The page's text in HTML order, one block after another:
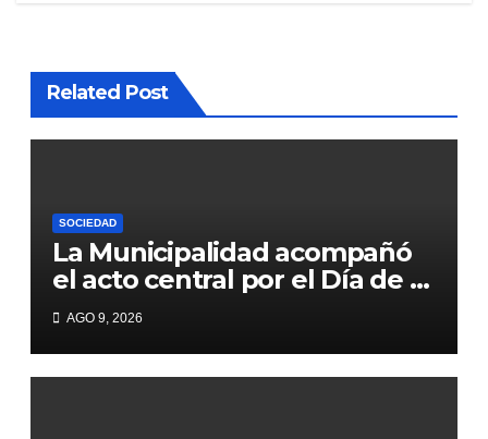
Related Post
SOCIEDAD
La Municipalidad acompañó
el acto central por el Día de la
Policía en la Costanera
AGO 9, 2026